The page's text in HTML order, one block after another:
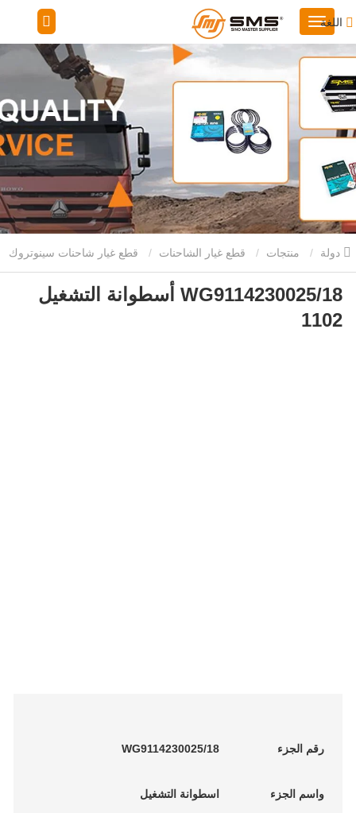
اللغة
منتجات قطع غيار الشاحنات قطع غيار شاحنات سينوتروك
هاو WG9114230025/18 أسطوانة التشغيل 1102
WG9114230025/18 أسطوانة التشغيل
1102
رقم الجزء WG9114230025/18
واسم الجزء اسطوانة التشغيل